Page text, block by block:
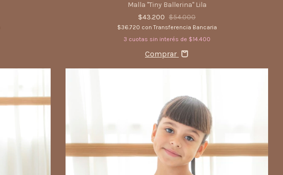
Malla "Tiny Ballerina" Lila
$43.200 $54.000
$36.720 con Transferencia Bancaria
3 cuotas sin interés de $14.400
Comprar